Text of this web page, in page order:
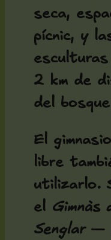
seca,
pícnic, y
2 km de
del
El
libre
utilizarlo.
el Gimnàs
Senglar—